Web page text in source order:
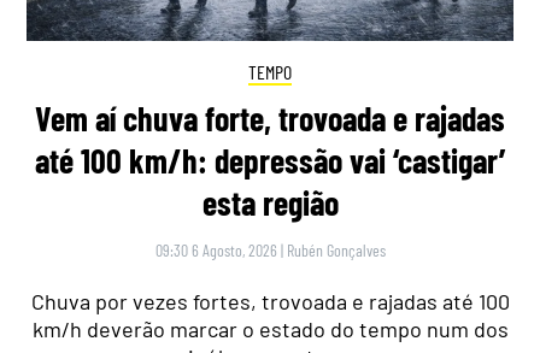
TEMPO
Vem aí chuva forte, trovoada e rajadas
até 100 km/h: depressão vai ‘castigar’
esta região
09:30 6 Agosto, 2026 | Rubén Gonçalves
Chuva por vezes fortes, trovoada e rajadas até 100
km/h deverão marcar o estado do tempo num dos